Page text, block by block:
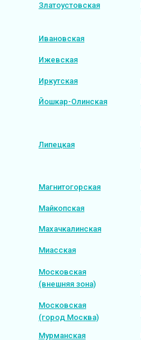
Златоустовская
Ивановская
Ижевская
Иркутская
Йошкар-Олинская
Липецкая
Магнитогорская
Майкопская
Махачкалинская
Миасская
Московская
(внешняя зона)
Московская
(город Москва)
Мурманская